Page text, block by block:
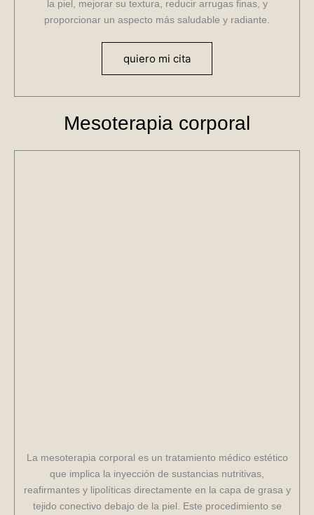
la piel, mejorar su textura, reducir arrugas finas, y
proporcionar un aspecto más saludable y radiante.
quiero mi cita
Mesoterapia corporal
La mesoterapia corporal es un tratamiento médico estético
que implica la inyección de sustancias nutritivas,
reafirmantes y lipolíticas directamente en la capa de grasa y
tejido conectivo debajo de la piel. Este procedimiento se